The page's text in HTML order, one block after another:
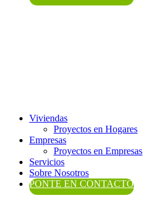
Viviendas
Proyectos en Hogares
Empresas
Proyectos en Empresas
Servicios
Sobre Nosotros
PONTE EN CONTACTO